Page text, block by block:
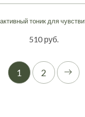
тоник для
510 руб.
1 2